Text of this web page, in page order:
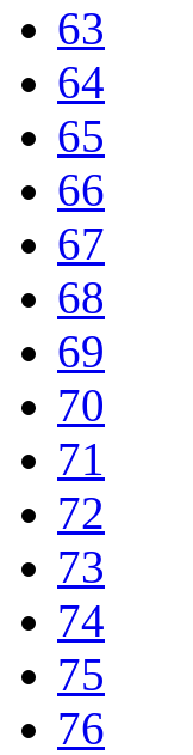
63
64
65
66
67
68
69
70
71
72
73
74
75
76